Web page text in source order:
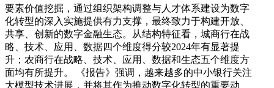
要素价值挖掘，通过组织架构调整与人才体系建设为数字
化转型的深入实施提供有力支撑，最终致力于构建开放、
共享、创新的数字金融生态。从结构特征看，城商行在战
略、技术、应用、数据四个维度得分较2024年有显著提
升；农商行在战略、技术、应用、数据和生态五个维度方
面均有所提升。 《报告》强调，越来越多的中小银行关注
大模型技术进展，并将其作为推动数字化转型的重要动